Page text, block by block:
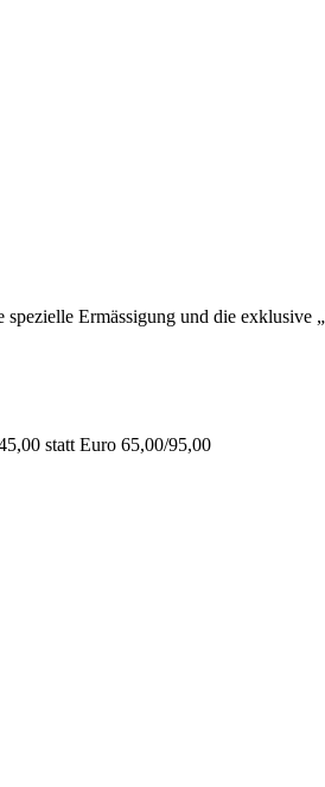
Ermässigung und die exklusive
statt Euro 65,00/95,00